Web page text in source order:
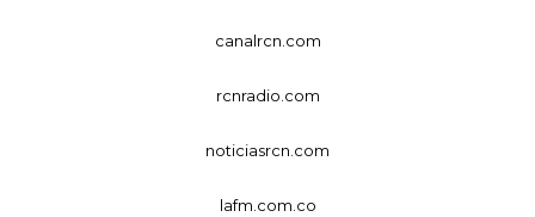
canalrcn.com
rcnradio.com
noticiasrcn.com
lafm.com.co